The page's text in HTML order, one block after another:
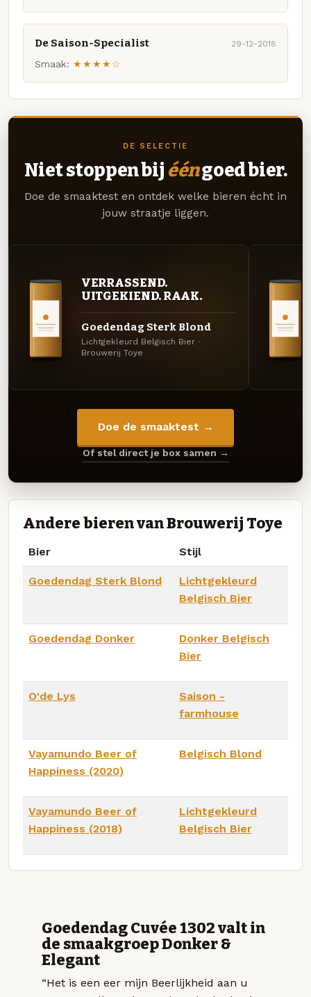
De Saison-Specialist 29-12-2018
Smaak: ★★★★☆
DE SELECTIE
Niet stoppen bij ééngoed bier.
Doe de smaaktest en ontdek welke bieren écht in
jouw straatje liggen.
VERRASSEND.
UITGEKIEND. RAAK.
Goedendag Sterk Blond
Lichtgekleurd Belgisch Bier ·
Brouwerij Toye
Doe de smaaktest →
Of stel direct je box samen →
Andere bieren van Brouwerij Toye
Bier Stijl
Goedendag Sterk Blond
Lichtgekleurd
Belgisch Bier
Goedendag Donker
Donker Belgisch
Bier
O'de Lys
Saison -
farmhouse
Vayamundo Beer of
Happiness (2020)
Belgisch Blond
Vayamundo Beer of
Happiness (2018)
Lichtgekleurd
Belgisch Bier
Goedendag Cuvée 1302 valt in
de smaakgroep Donker &
Elegant
“Het is een eer mijn Beerlijkheid aan u